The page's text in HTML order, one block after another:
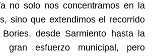
no solo nos concentramos en la
sino que extendimos el recorrido
desde Sarmiento hasta la
esfuerzo municipal, pero